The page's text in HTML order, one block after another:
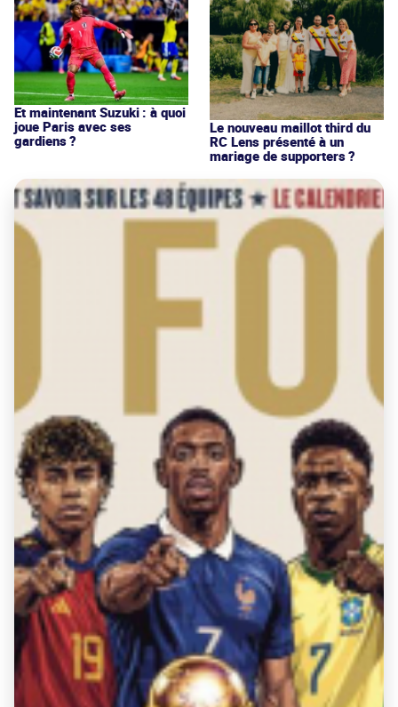
Et maintenant Suzuki : à quoi
joue Paris avec ses
gardiens ?
Le nouveau maillot third du
RC Lens présenté à un
mariage de supporters ?